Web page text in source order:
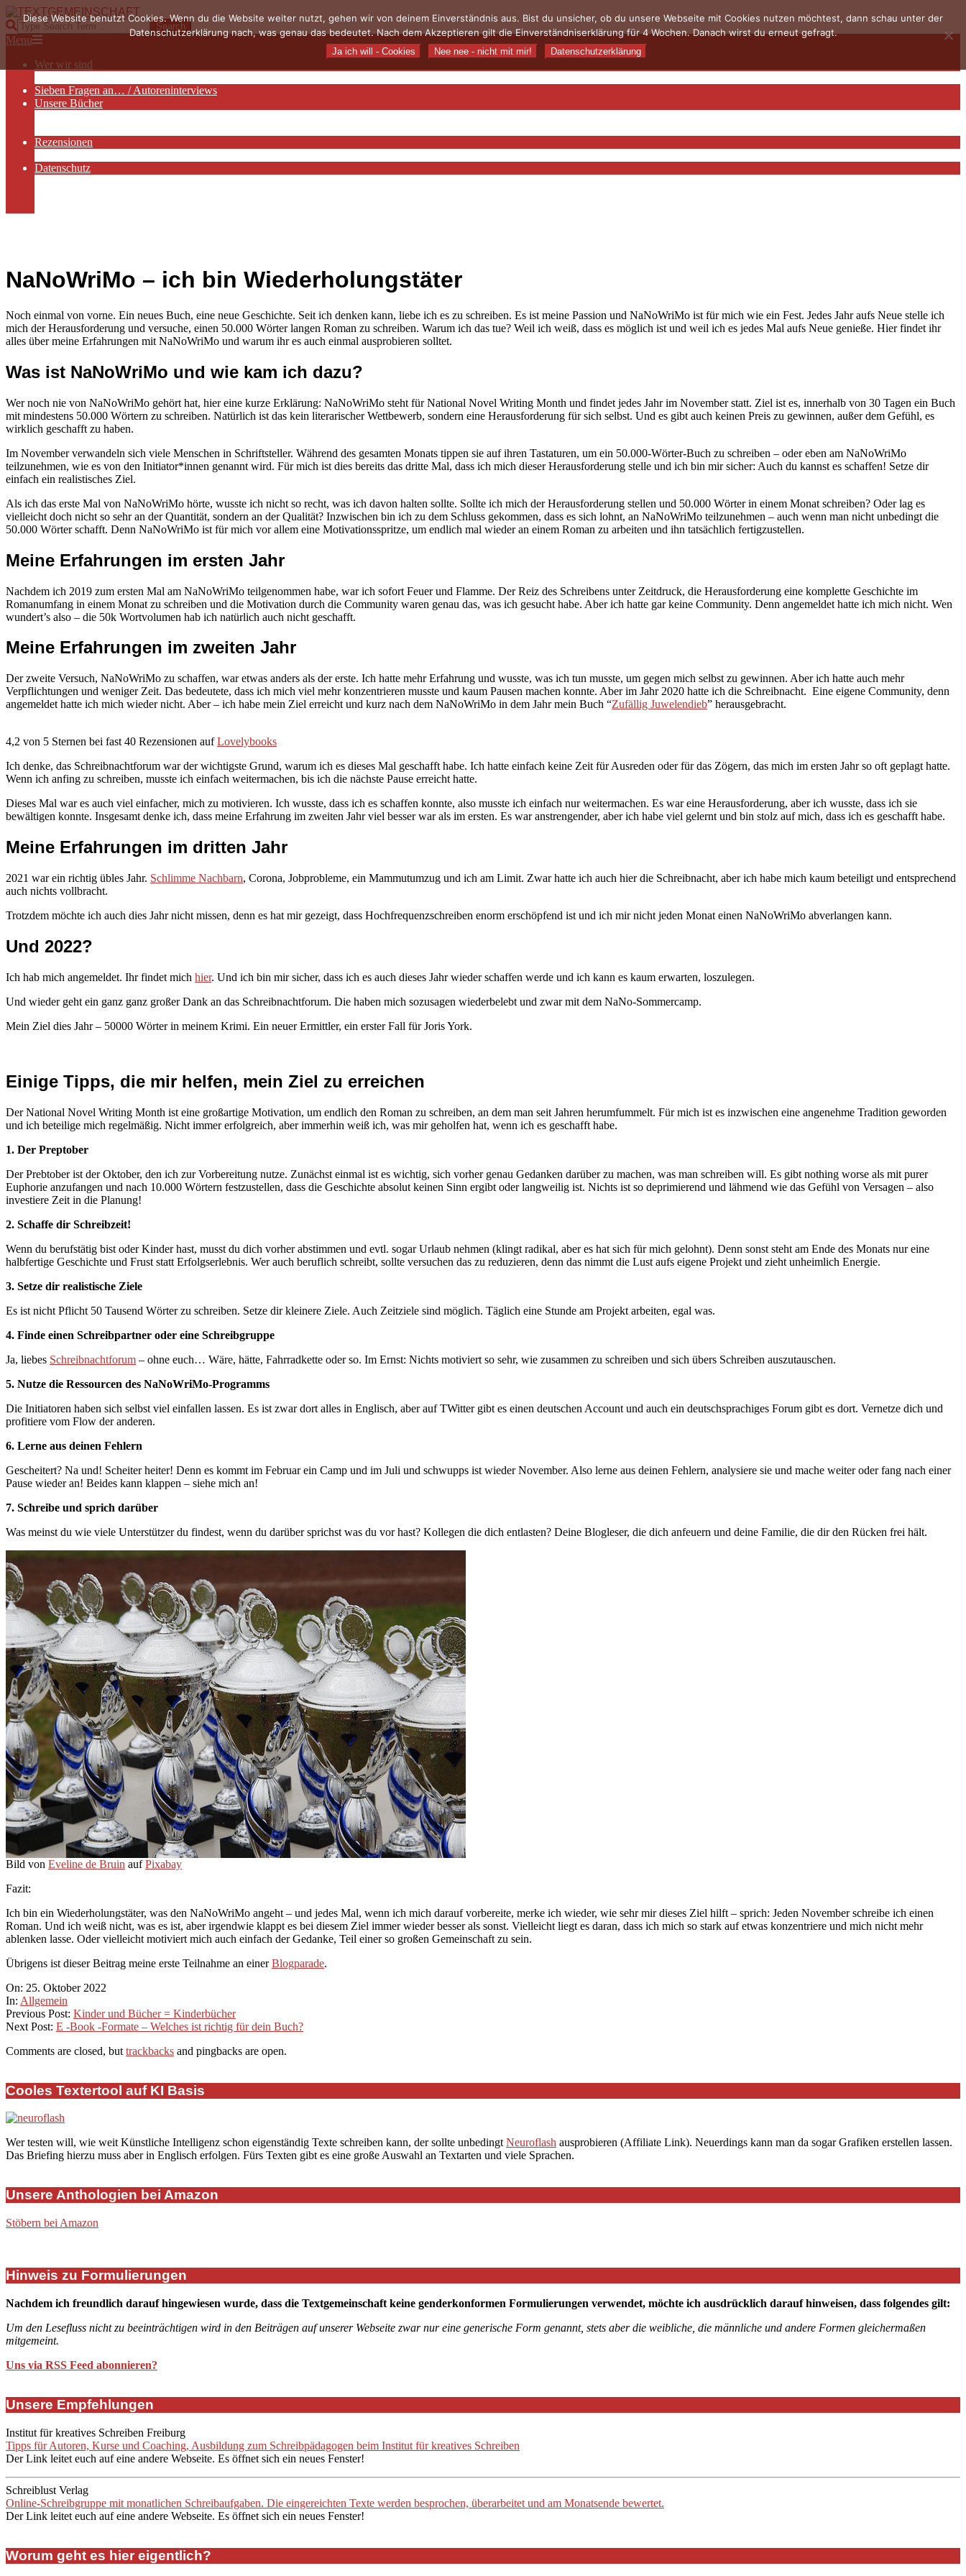
Skip
to
content
TEXTGEMEINSCHAFT
Search
Primary
Menu
Menu
Wer wir sind
Sieben Fragen an… / Autoreninterviews
Unsere Bücher
Rezensionen
Datenschutz
NaNoWriMo – ich bin Wiederholungstäter
Noch einmal von vorne. Ein neues Buch, eine neue Geschichte. Seit ich denken kann, liebe ich es zu schreiben. Es ist meine Passion und NaNoWriMo ist für mich wie ein Fest. Jedes Jahr aufs Neue stelle ich
mich der Herausforderung und versuche, einen 50.000 Wörter langen Roman zu schreiben. Warum ich das tue? Weil ich weiß, dass es möglich ist und weil ich es jedes Mal aufs Neue genieße. Hier findet ihr
alles über meine Erfahrungen mit NaNoWriMo und warum ihr es auch einmal ausprobieren solltet.
Was ist NaNoWriMo und wie kam ich dazu?
Wer noch nie von NaNoWriMo gehört hat, hier eine kurze Erklärung: NaNoWriMo steht für National Novel Writing Month und findet jedes Jahr im November statt. Ziel ist es, innerhalb von 30 Tagen ein Buch
mit mindestens 50.000 Wörtern zu schreiben. Natürlich ist das kein literarischer Wettbewerb, sondern eine Herausforderung für sich selbst. Und es gibt auch keinen Preis zu gewinnen, außer dem Gefühl, es
wirklich geschafft zu haben.
Im November verwandeln sich viele Menschen in Schriftsteller. Während des gesamten Monats tippen sie auf ihren Tastaturen, um ein 50.000-Wörter-Buch zu schreiben – oder eben am NaNoWriMo
teilzunehmen, wie es von den Initiator*innen genannt wird. Für mich ist dies bereits das dritte Mal, dass ich mich dieser Herausforderung stelle und ich bin mir sicher: Auch du kannst es schaffen! Setze dir
einfach ein realistisches Ziel.
Als ich das erste Mal von NaNoWriMo hörte, wusste ich nicht so recht, was ich davon halten sollte. Sollte ich mich der Herausforderung stellen und 50.000 Wörter in einem Monat schreiben? Oder lag es
vielleicht doch nicht so sehr an der Quantität, sondern an der Qualität? Inzwischen bin ich zu dem Schluss gekommen, dass es sich lohnt, an NaNoWriMo teilzunehmen – auch wenn man nicht unbedingt die
50.000 Wörter schafft. Denn NaNoWriMo ist für mich vor allem eine Motivationsspritze, um endlich mal wieder an einem Roman zu arbeiten und ihn tatsächlich fertigzustellen.
Meine Erfahrungen im ersten Jahr
Nachdem ich 2019 zum ersten Mal am NaNoWriMo teilgenommen habe, war ich sofort Feuer und Flamme. Der Reiz des Schreibens unter Zeitdruck, die Herausforderung eine komplette Geschichte im
Romanumfang in einem Monat zu schreiben und die Motivation durch die Community waren genau das, was ich gesucht habe. Aber ich hatte gar keine Community. Denn angemeldet hatte ich mich nicht. Wen
wundert’s also – die 50k Wortvolumen hab ich natürlich auch nicht geschafft.
Meine Erfahrungen im zweiten Jahr
Der zweite Versuch, NaNoWriMo zu schaffen, war etwas anders als der erste. Ich hatte mehr Erfahrung und wusste, was ich tun musste, um gegen mich selbst zu gewinnen. Aber ich hatte auch mehr
Verpflichtungen und weniger Zeit. Das bedeutete, dass ich mich viel mehr konzentrieren musste und kaum Pausen machen konnte. Aber im Jahr 2020 hatte ich die Schreibnacht. Eine eigene Community, denn
angemeldet hatte ich mich wieder nicht. Aber – ich habe mein Ziel erreicht und kurz nach dem NaNoWriMo in dem Jahr mein Buch “Zufällig Juwelendieb” herausgebracht.
4,2 von 5 Sternen bei fast 40 Rezensionen aufLovelybooks
Ich denke, das Schreibnachtforum war der wichtigste Grund, warum ich es dieses Mal geschafft habe. Ich hatte einfach keine Zeit für Ausreden oder für das Zögern, das mich im ersten Jahr so oft geplagt hatte.
Wenn ich anfing zu schreiben, musste ich einfach weitermachen, bis ich die nächste Pause erreicht hatte.
Dieses Mal war es auch viel einfacher, mich zu motivieren. Ich wusste, dass ich es schaffen konnte, also musste ich einfach nur weitermachen. Es war eine Herausforderung, aber ich wusste, dass ich sie
bewältigen konnte. Insgesamt denke ich, dass meine Erfahrung im zweiten Jahr viel besser war als im ersten. Es war anstrengender, aber ich habe viel gelernt und bin stolz auf mich, dass ich es geschafft habe.
Meine Erfahrungen im dritten Jahr
2021 war ein richtig übles Jahr. Schlimme Nachbarn, Corona, Jobprobleme, ein Mammutumzug und ich am Limit. Zwar hatte ich auch hier die Schreibnacht, aber ich habe mich kaum beteiligt und entsprechend
auch nichts vollbracht.
Trotzdem möchte ich auch dies Jahr nicht missen, denn es hat mir gezeigt, dass Hochfrequenzschreiben enorm erschöpfend ist und ich mir nicht jeden Monat einen NaNoWriMo abverlangen kann.
Und 2022?
Ich hab mich angemeldet. Ihr findet mich hier. Und ich bin mir sicher, dass ich es auch dieses Jahr wieder schaffen werde und ich kann es kaum erwarten, loszulegen.
Und wieder geht ein ganz ganz großer Dank an das Schreibnachtforum. Die haben mich sozusagen wiederbelebt und zwar mit dem NaNo-Sommercamp.
Mein Ziel dies Jahr – 50000 Wörter in meinem Krimi. Ein neuer Ermittler, ein erster Fall für Joris York.
Einige Tipps, die mir helfen, mein Ziel zu erreichen
Der National Novel Writing Month ist eine großartige Motivation, um endlich den Roman zu schreiben, an dem man seit Jahren herumfummelt. Für mich ist es inzwischen eine angenehme Tradition geworden
und ich beteilige mich regelmäßig. Nicht immer erfolgreich, aber immerhin weiß ich, was mir geholfen hat, wenn ich es geschafft habe.
1. Der Preptober
Der Prebtober ist der Oktober, den ich zur Vorbereitung nutze. Zunächst einmal ist es wichtig, sich vorher genau Gedanken darüber zu machen, was man schreiben will. Es gibt nothing worse als mit purer
Euphorie anzufangen und nach 10.000 Wörtern festzustellen, dass die Geschichte absolut keinen Sinn ergibt oder langweilig ist. Nichts ist so deprimierend und lähmend wie das Gefühl von Versagen – also
investiere Zeit in die Planung!
2. Schaffe dir Schreibzeit!
Wenn du berufstätig bist oder Kinder hast, musst du dich vorher abstimmen und evtl. sogar Urlaub nehmen (klingt radikal, aber es hat sich für mich gelohnt). Denn sonst steht am Ende des Monats nur eine
halbfertige Geschichte und Frust statt Erfolgserlebnis. Wer auch beruflich schreibt, sollte versuchen das zu reduzieren, denn das nimmt die Lust aufs eigene Projekt und zieht unheimlich Energie.
3. Setze dir realistische Ziele
Es ist nicht Pflicht 50 Tausend Wörter zu schreiben. Setze dir kleinere Ziele. Auch Zeitziele sind möglich. Täglich eine Stunde am Projekt arbeiten, egal was.
4. Finde einen Schreibpartner oder eine Schreibgruppe
Ja, liebes Schreibnachtforum – ohne euch… Wäre, hätte, Fahrradkette oder so. Im Ernst: Nichts motiviert so sehr, wie zusammen zu schreiben und sich übers Schreiben auszutauschen.
5. Nutze die Ressourcen des NaNoWriMo-Programms
Die Initiatoren haben sich selbst viel einfallen lassen. Es ist zwar dort alles in Englisch, aber auf TWitter gibt es einen deutschen Account und auch ein deutschsprachiges Forum gibt es dort. Vernetze dich und
profitiere vom Flow der anderen.
6. Lerne aus deinen Fehlern
Gescheitert? Na und! Scheiter heiter! Denn es kommt im Februar ein Camp und im Juli und schwupps ist wieder November. Also lerne aus deinen Fehlern, analysiere sie und mache weiter oder fang nach einer
Pause wieder an! Beides kann klappen – siehe mich an!
7. Schreibe und sprich darüber
Was meinst du wie viele Unterstützer du findest, wenn du darüber sprichst was du vor hast? Kollegen die dich entlasten? Deine Blogleser, die dich anfeuern und deine Familie, die dir den Rücken frei hält.
Bild von Eveline de Bruin aufPixabay
Fazit:
Ich bin ein Wiederholungstäter, was den NaNoWriMo angeht – und jedes Mal, wenn ich mich darauf vorbereite, merke ich wieder, wie sehr mir dieses Ziel hilft – sprich: Jeden November schreibe ich einen
Roman. Und ich weiß nicht, was es ist, aber irgendwie klappt es bei diesem Ziel immer wieder besser als sonst. Vielleicht liegt es daran, dass ich mich so stark auf etwas konzentriere und mich nicht mehr
ablenken lasse. Oder vielleicht motiviert mich auch einfach der Gedanke, Teil einer so großen Gemeinschaft zu sein.
Übrigens ist dieser Beitrag meine erste Teilnahme an einerBlogparade.
2022-
10-
25
On: 25. Oktober 2022
In: Allgemein
Previous Post: Kinder und Bücher = Kinderbücher
Next Post: E -Book -Formate – Welches ist richtig für dein Buch?
Comments are closed, but trackbacks and pingbacks are open.
Cooles Textertool auf KI Basis
Wer testen will, wie weit Künstliche Intelligenz schon eigenständig Texte schreiben kann, der sollte unbedingtNeuroflash ausprobieren (Affiliate Link). Neuerdings kann man da sogar Grafiken erstellen lassen.
Das Briefing hierzu muss aber in Englisch erfolgen. Fürs Texten gibt es eine große Auswahl an Textarten und viele Sprachen.
Unsere Anthologien bei Amazon
Stöbern bei Amazon
Hinweis zu Formulierungen
Nachdem ich freundlich darauf hingewiesen wurde, dass die Textgemeinschaft keine genderkonformen Formulierungen verwendet, möchte ich ausdrücklich darauf hinweisen, dass folgendes gilt:
Um den Lesefluss nicht zu beeinträchtigen wird in den Beiträgen auf unserer Webseite zwar nur eine generische Form genannt, stets aber die weibliche, die männliche und andere Formen gleichermaßen
mitgemeint.
Uns via RSS Feed abonnieren?
Unsere Empfehlungen
Institut für kreatives Schreiben Freiburg
Tipps für Autoren, Kurse und Coaching, Ausbildung zum Schreibpädagogen beim Institut für kreatives Schreiben
Der Link leitet euch auf eine andere Webseite. Es öffnet sich ein neues Fenster!
Schreiblust Verlag
Online-Schreibgruppe mit monatlichen Schreibaufgaben. Die eingereichten Texte werden besprochen, überarbeitet und am Monatsende bewertet.
Der Link leitet euch auf eine andere Webseite. Es öffnet sich ein neues Fenster!
Worum geht es hier eigentlich?
Diese Website benutzt Cookies. Wenn du die Website weiter nutzt, gehen wir von deinem Einverständnis aus. Bist du unsicher, ob du unsere Webseite mit Cookies nutzen möchtest, dann schau unter der
Datenschutzerklärung nach, was genau das bedeutet. Nach dem Akzeptieren gilt die Einverständniserklärung für 4 Wochen. Danach wirst du erneut gefragt.
Ja ich will - Cookies Nee nee - nicht mit mir! Datenschutzerklärung